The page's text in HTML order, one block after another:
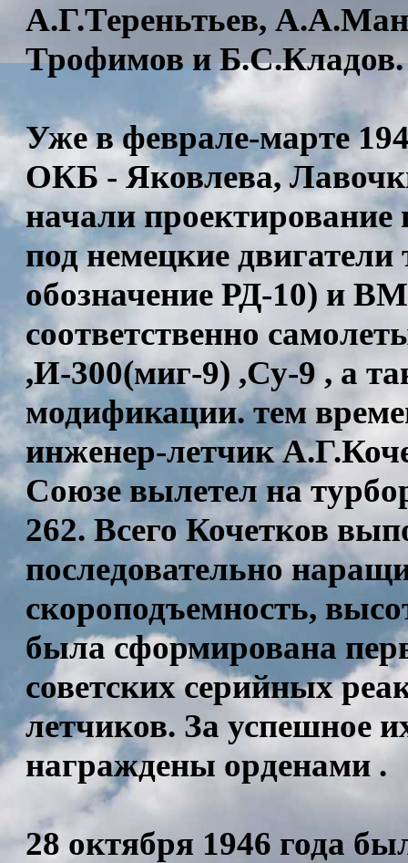
А.Г.Тереньтьев,
Трофимов и Б.С.Кладов.
Уже в феврале-марте
ОКБ - Яковлева,
начали
под немецкие
обозначение РД-10) и
соответственно
,И-300(миг-9) ,Су-9 , а
модификации. тем
инженер-летчик
Союзе вылетел на
262. Всего Кочетков
последовательно
скороподъемность,
была сформирована
советских серийных
летчиков. За успешное
награждены орденами .
28 октября 1946 года